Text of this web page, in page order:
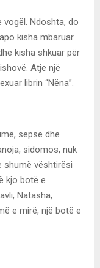
Ndoshta, do
kisha mbaruar
kisha shkuar për
Atje një
librin “Nëna”.
sepse dhe
sidomos, nuk
shumë vështirësi
kjo botë e
Natasha,
e mirë, një botë e